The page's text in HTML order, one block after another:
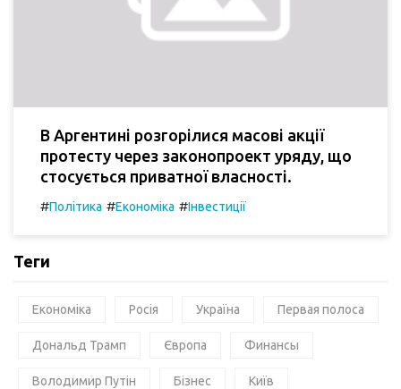
В Аргентині розгорілися масові акції
протесту через законопроект уряду, що
стосується приватної власності.
#Політика #Економіка #Інвестиції
Теги
Економіка Росія Україна Первая полоса
Дональд Трамп Європа Финансы
Володимир Путін Бізнес Київ